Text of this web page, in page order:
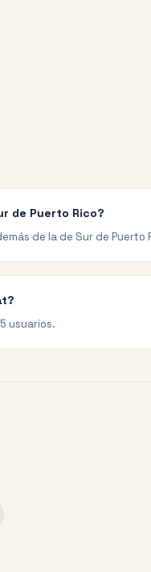
de Puerto Rico?
de la de Sur de Puerto
usuarios.